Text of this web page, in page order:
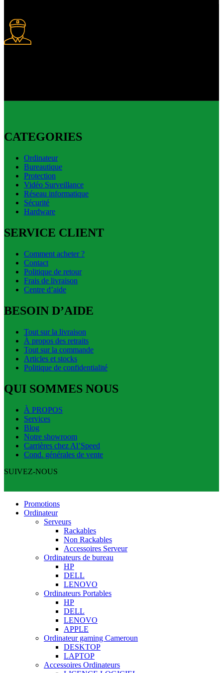
CATEGORIES
Ordinateur
Bureautique
Protection
Vidéo Surveillance
Réseau informatique
Sécurité
Hardware
SERVICE CLIENT
Comment acheter ?
Contact
Politique de retour
Frais de livraison
Centre d’aide
BESOIN D’AIDE
Tout sur la livraison
À propos des retraits
Tout sur la commande
Articles et stocks
Politique de confidentialité
QUI SOMMES NOUS
À PROPOS
Services
Blog
Notre showroom
Carrières chez Al’Speed
Cond. générales de vente
SUIVEZ-NOUS
Promotions
Ordinateur
Serveurs
Rackables
Non Rackables
Accessoires Serveur
Ordinateurs de bureau
HP
DELL
LENOVO
Ordinateurs Portables
HP
DELL
LENOVO
APPLE
Ordinateur gaming Cameroun
DESKTOP
LAPTOP
Accessoires Ordinateurs